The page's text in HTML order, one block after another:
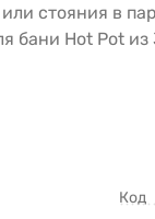
стояния в
бани Hot Pot из
Код